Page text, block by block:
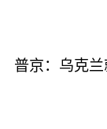
普京：乌克